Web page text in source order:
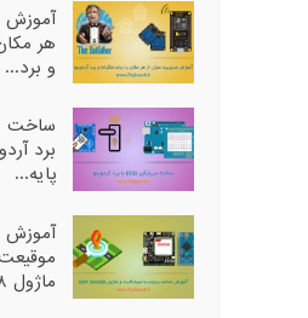
آموزش
هر
و برد...
پایه...
ماژول SIM808...